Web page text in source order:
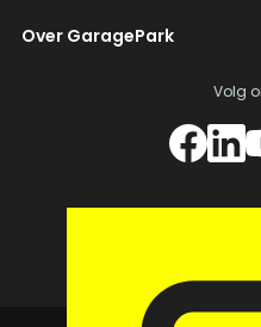
Over GaragePark
Volg
© 2026